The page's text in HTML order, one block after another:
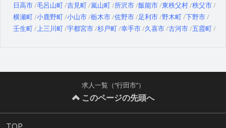
日高市 毛呂山町 吉見町 嵐山町 所沢市 飯能市 東秩父村 秩父市
横瀬町 小鹿野町 小山市 栃木市 佐野市 足利市 野木町 下野市
壬生町 上三川町 宇都宮市 杉戸町 幸手市 久喜市 古河市 五霞町
求人一覧（“行田市”）
このページの先頭へ